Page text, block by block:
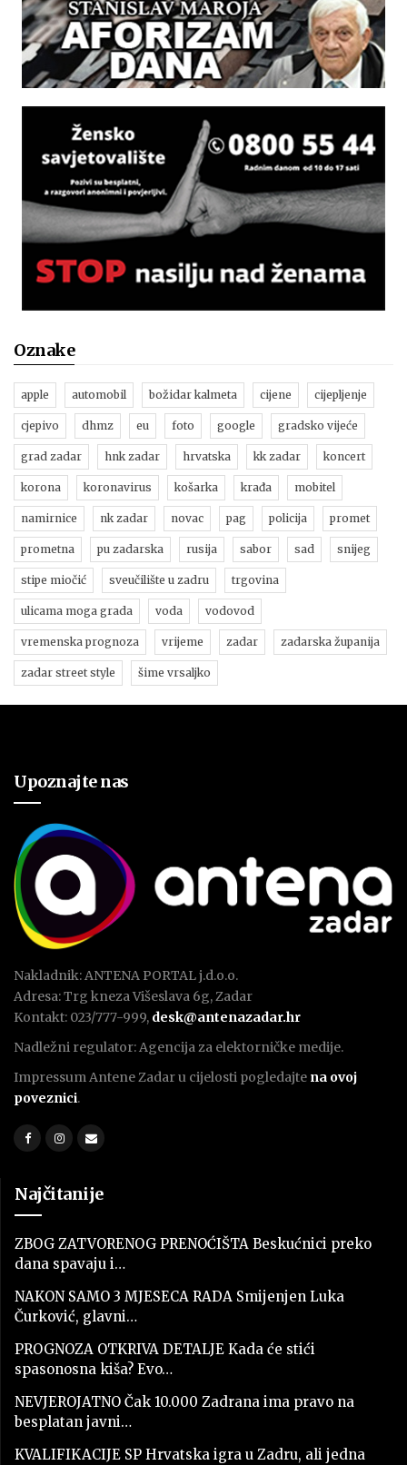
Oznake
apple automobil božidar kalmeta cijene cijepljenje
cjepivo dhmz eu foto google gradsko vijeće
grad zadar hnk zadar hrvatska kk zadar koncert
korona koronavirus košarka krađa mobitel
namirnice nk zadar novac pag policija promet
prometna pu zadarska rusija sabor sad snijeg
stipe miočić sveučilište u zadru trgovina
ulicama moga grada voda vodovod
vremenska prognoza vrijeme zadar zadarska županija
zadar street style šime vrsaljko
Upoznajte nas
Nakladnik: ANTENA PORTAL j.d.o.o.
Adresa: Trg kneza Višeslava 6g, Zadar
Kontakt: 023/777-999, desk@antenazadar.hr
Nadležni regulator: Agencija za elektorničke medije.
Impressum Antene Zadar u cijelosti pogledajte na ovoj
poveznici.
Najčitanije
ZBOG ZATVORENOG PRENOĆIŠTA Beskućnici preko
dana spavaju i…
NAKON SAMO 3 MJESECA RADA Smijenjen Luka
Čurković, glavni…
PROGNOZA OTKRIVA DETALJE Kada će stići
spasonosna kiša? Evo…
NEVJEROJATNO Čak 10.000 Zadrana ima pravo na
besplatan javni…
KVALIFIKACIJE SP Hrvatska igra u Zadru, ali jedna